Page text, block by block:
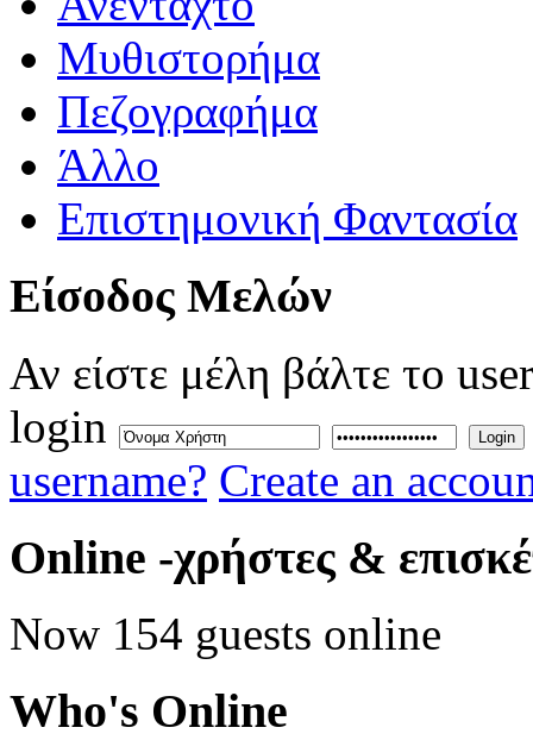
Μυθιστορήμα
Πεζογραφήμα
Άλλο
Επιστημονική Φαντασία
Eίσοδος Μελών
Αν είστε μέλη βάλτε το
login
Login
username? Create an
Online -χρήστες &
Now 154 guests online
Who's Online